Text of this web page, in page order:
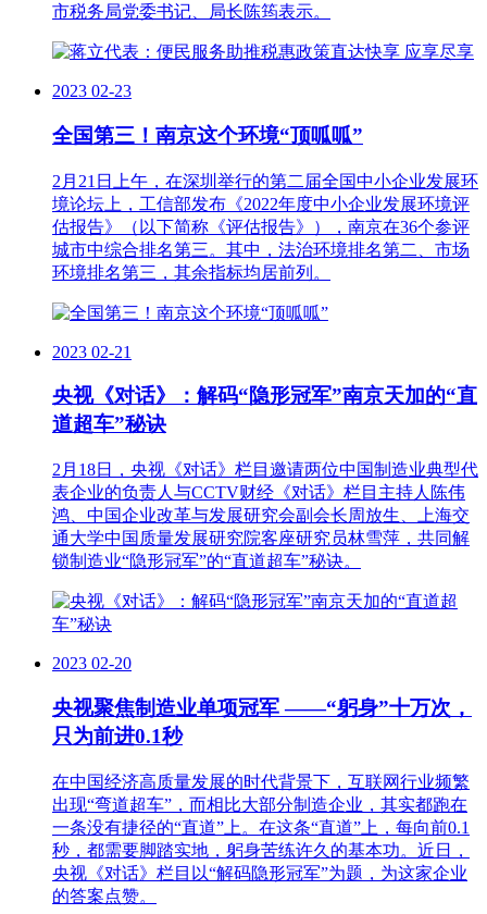
市税务局党委书记、局长陈筠表示。
2023 02-23
全国第三！南京这个环境“顶呱呱”
2月21日上午，在深圳举行的第二届全国中小企业发展环
境论坛上，工信部发布《2022年度中小企业发展环境评
估报告》（以下简称《评估报告》），南京在36个参评
城市中综合排名第三。其中，法治环境排名第二、市场
环境排名第三，其余指标均居前列。
2023 02-21
央视《对话》：解码“隐形冠军”南京天加的“直
道超车”秘诀
2月18日，央视《对话》栏目邀请两位中国制造业典型代
表企业的负责人与CCTV财经《对话》栏目主持人陈伟
鸿、中国企业改革与发展研究会副会长周放生、上海交
通大学中国质量发展研究院客座研究员林雪萍，共同解
锁制造业“隐形冠军”的“直道超车”秘诀。
2023 02-20
央视聚焦制造业单项冠军 ——“躬身”十万次，
只为前进0.1秒
在中国经济高质量发展的时代背景下，互联网行业频繁
出现“弯道超车”，而相比大部分制造企业，其实都跑在
一条没有捷径的“直道”上。在这条“直道”上，每向前0.1
秒，都需要脚踏实地，躬身苦练许久的基本功。近日，
央视《对话》栏目以“解码隐形冠军”为题，为这家企业
的答案点赞。